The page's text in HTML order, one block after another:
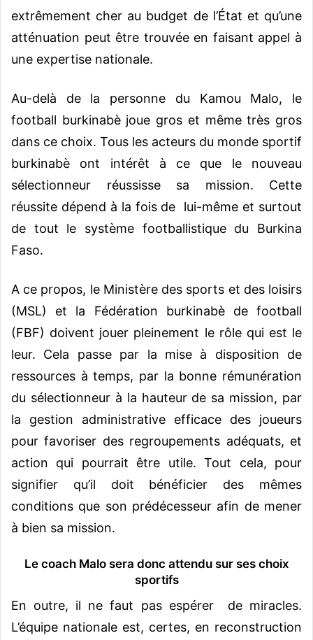
extrêmement cher au budget de l’État et qu’une
atténuation peut être trouvée en faisant appel à
une expertise nationale.
Au-delà de la personne du Kamou Malo, le
football burkinabè joue gros et même très gros
dans ce choix. Tous les acteurs du monde sportif
burkinabè ont intérêt à ce que le nouveau
sélectionneur réussisse sa mission. Cette
réussite dépend à la fois de lui-même et surtout
de tout le système footballistique du Burkina
Faso.
A ce propos, le Ministère des sports et des loisirs
(MSL) et la Fédération burkinabè de football
(FBF) doivent jouer pleinement le rôle qui est le
leur. Cela passe par la mise à disposition de
ressources à temps, par la bonne rémunération
du sélectionneur à la hauteur de sa mission, par
la gestion administrative efficace des joueurs
pour favoriser des regroupements adéquats, et
action qui pourrait être utile. Tout cela, pour
signifier qu’il doit bénéficier des mêmes
conditions que son prédécesseur afin de mener
à bien sa mission.
Le coach Malo sera donc attendu sur ses choix
sportifs
En outre, il ne faut pas espérer de miracles.
L’équipe nationale est, certes, en reconstruction